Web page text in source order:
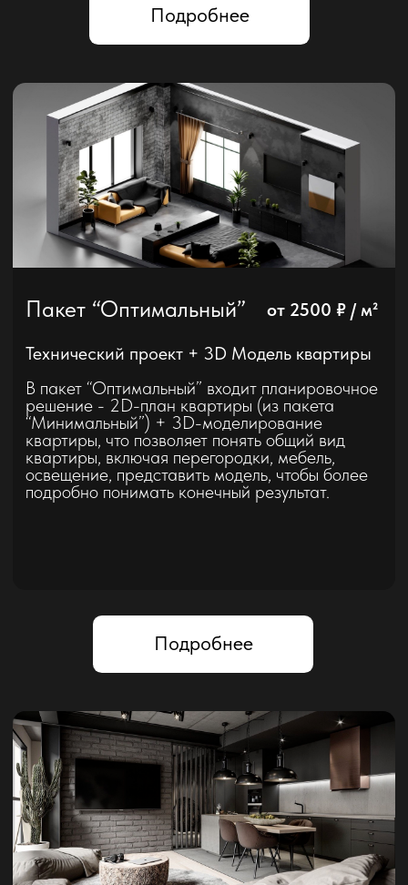
Смотреть больше стилей дизайн-проектов
Ремонт квартир в Реутове